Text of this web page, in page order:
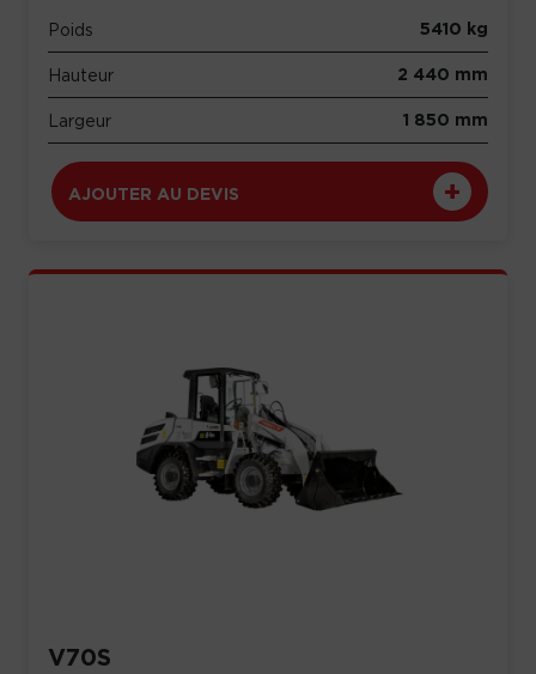
Poids 5410 kg
Hauteur 2 440 mm
Largeur 1 850 mm
AJOUTER AU DEVIS
V70S